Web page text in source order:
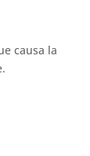
causa la